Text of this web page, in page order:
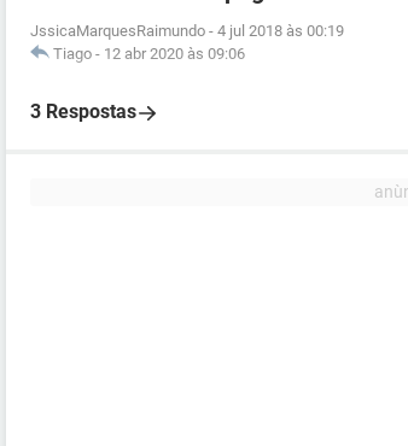
JssicaMarquesRaimundo - 4 jul 2018 às 00:19
Tiago - 12 abr 2020 às 09:06
3 Respostas